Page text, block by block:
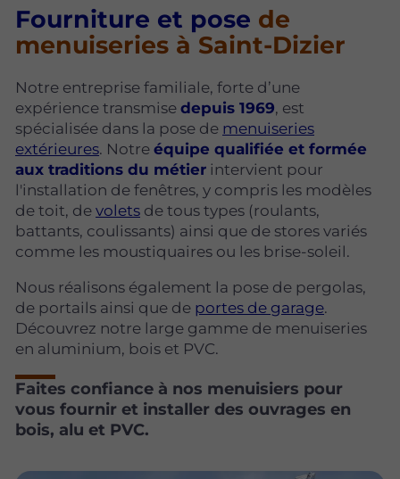
Fourniture et pose de
menuiseries à Saint-Dizier
Notre entreprise familiale, forte d’une
expérience transmisedepuis 1969, est
spécialisée dans la pose de menuiseries
extérieures. Notreéquipe qualifiée et formée
aux traditions du métier intervient pour
l'installation de fenêtres, y compris les modèles
de toit, devolets de tous types (roulants,
battants, coulissants) ainsi que de stores variés
comme les moustiquaires ou les brise-soleil.
Nous réalisons également la pose de pergolas,
de portails ainsi que de portes de garage.
Découvrez notre large gamme de menuiseries
en aluminium, bois et PVC.
Faites confiance à nos menuisiers pour
vous fournir et installer des ouvrages en
bois, alu et PVC.